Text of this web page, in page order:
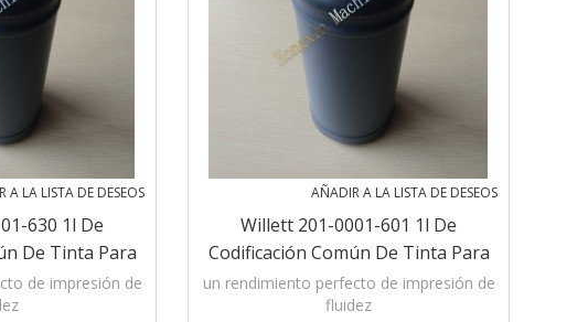
A LA LISTA DE DESEOS
630 1l De
De Tinta Para
De Tinta
de impresión de
AÑADIR A LA LISTA DE DESEOS
Willett 201-0001-601 1l De
Codificación Común De Tinta Para
Impresoras De Inyección De Tinta
un rendimiento perfecto de impresión de
fluidez